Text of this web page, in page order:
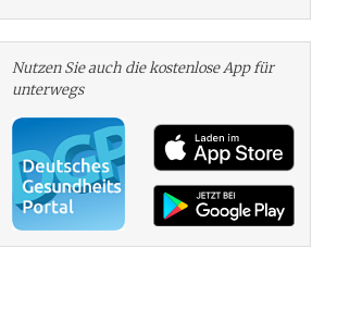
Nutzen Sie auch die kosten­lose App für
unterwegs